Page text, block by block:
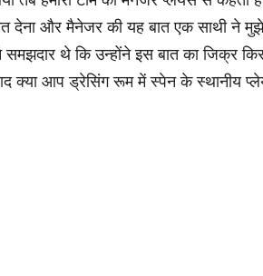
देना और मैनेजर की यह बात एक साथी ने
थे कि उन्होंने इस बात का जिक्र
क्या आप ड्रेसिंग रूम में स्पेन के स्थानीय